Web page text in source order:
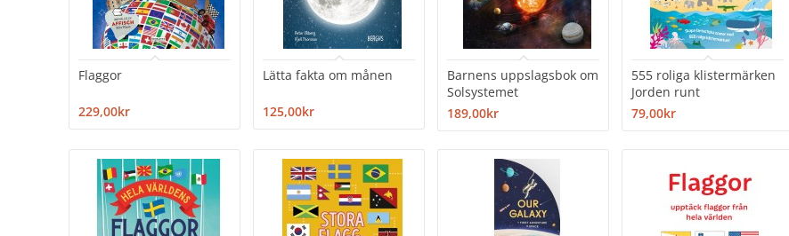
Flaggor
229,00kr
Lätta fakta om månen
125,00kr
Barnens uppslagsbok om
Solsystemet
189,00kr
555 roliga klistermärken
Jorden runt
79,00kr